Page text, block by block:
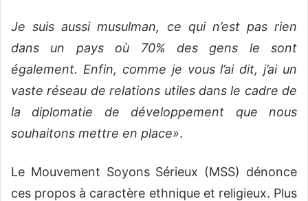
Je suis aussi musulman, ce qui n’est pas rien
dans un pays où 70% des gens le sont
également. Enfin, comme je vous l’ai dit, j’ai un
vaste réseau de relations utiles dans le cadre de
la diplomatie de développement que nous
souhaitons mettre en place».
Le Mouvement Soyons Sérieux (MSS) dénonce
ces propos à caractère ethnique et religieux. Plus